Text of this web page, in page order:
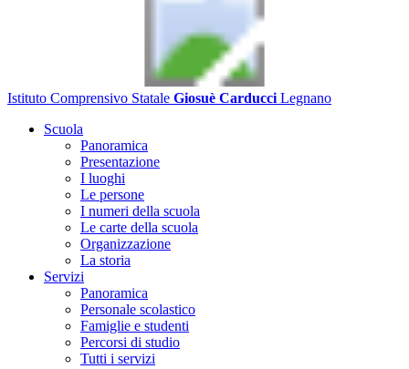
Istituto Comprensivo Statale Giosuè Carducci Legnano
Scuola
Panoramica
Presentazione
I luoghi
Le persone
I numeri della scuola
Le carte della scuola
Organizzazione
La storia
Servizi
Panoramica
Personale scolastico
Famiglie e studenti
Percorsi di studio
Tutti i servizi